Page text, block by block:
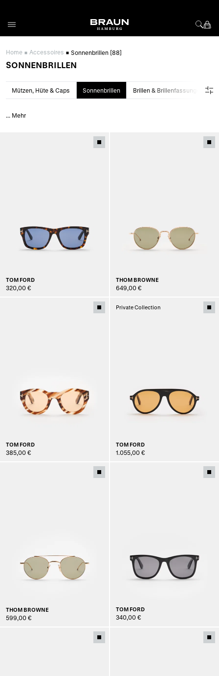
Home Accessoires Sonnenbrillen [88]
SONNENBRILLEN
Mützen, Hüte & Caps Sonnenbrillen Brillen & Brillenfassungen
... Mehr
TOM FORD
320,00 €
THOM BROWNE
649,00 €
TOM FORD
385,00 €
Private Collection
TOM FORD
1.055,00 €
THOM BROWNE
599,00 €
TOM FORD
340,00 €